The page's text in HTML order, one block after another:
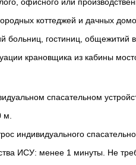
офисного или
коттеджей и дачных
больниц, гостиниц, общежитий
крановщика из кабины
спасательном
м.
индивидуального
ИСУ: менее 1 минуты . Не